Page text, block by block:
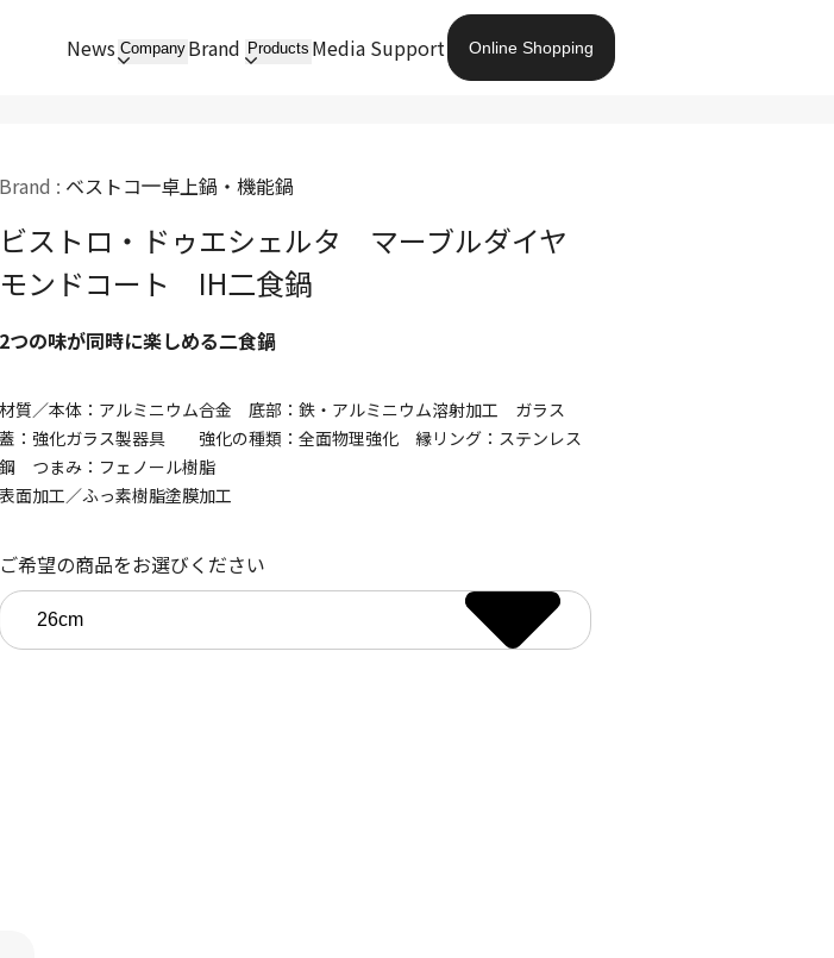
News Company Brand Products Media Support Online Shopping
Brand : ベストコ 卓上鍋・機能鍋
ビストロ・ドゥエシェルタ マーブルダイヤ
モンドコート IH二食鍋
2つの味が同時に楽しめる二食鍋
材質／本体：アルミニウム合金 底部：鉄・アルミニウム溶射加工 ガラス
蓋：強化ガラス製器具 強化の種類：全面物理強化 縁リング：ステンレス
鋼 つまみ：フェノール樹脂
表面加工／ふっ素樹脂塗膜加工
ご希望の商品をお選びください